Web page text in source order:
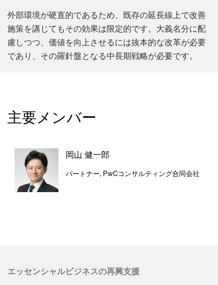
外部環境が硬直的であるため、既存の延長線上で改善
施策を講じてもその効果は限定的です。大義名分に配
慮しつつ、価値を向上させるには抜本的な改革が必要
であり、その羅針盤となる中長期戦略が必要です。
主要メンバー
岡山 健一郎
パートナー, PwCコンサルティング合同会社
エッセンシャルビジネスの再興支援